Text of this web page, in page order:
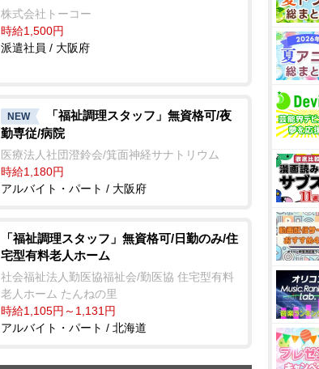
株式会社トーコー
時給1,500円
派遣社員 / 大阪府
NEW
「福祉調理スタッフ」無資格可/夜
勤専従/病院
医療法人社団澄鈴会/箕面神経サナトリウム
時給1,180円
アルバイト・パート / 大阪府
「福祉調理スタッフ」無資格可/日勤のみ/住
宅型有料老人ホーム
社会福祉法人勤医協福祉会/勤医協 住宅型有料
老人ホーム たんねの里
時給1,105円～1,131円
アルバイト・パート / 北海道